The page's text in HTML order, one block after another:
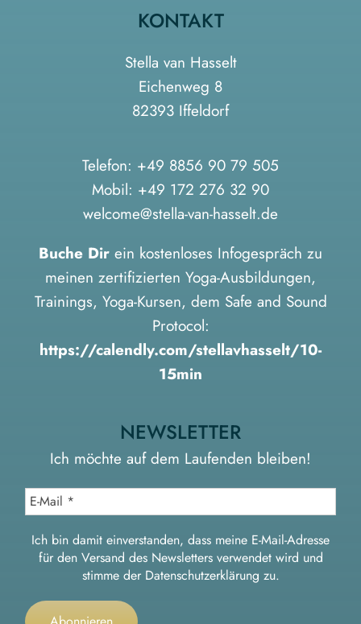
KONTAKT
Stella van Hasselt
Eichenweg 8
82393 Iffeldorf
Telefon: +49 8856 90 79 505
Mobil: +49 172 276 32 90
welcome@stella-van-hasselt.de
Buche Dir ein kostenloses Infogespräch zu
meinen zertifizierten Yoga-Ausbildungen,
Trainings, Yoga-Kursen, dem Safe and Sound
Protocol:
https://calendly.com/stellavhasselt/10-
15min
NEWSLETTER
Ich möchte auf dem Laufenden bleiben!
Ich bin damit einverstanden, dass meine E-Mail-Adresse
für den Versand des Newsletters verwendet wird und
stimme der Datenschutzerklärung zu.